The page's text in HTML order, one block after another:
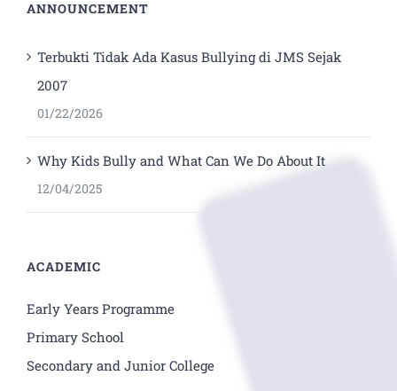
ANNOUNCEMENT
Terbukti Tidak Ada Kasus Bullying di JMS Sejak
2007
01/22/2026
Why Kids Bully and What Can We Do About It
12/04/2025
ACADEMIC
Early Years Programme
Primary School
Secondary and Junior College